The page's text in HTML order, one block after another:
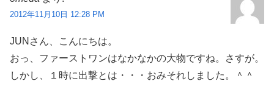
2012年11月10日 12:28 PM
JUNさん、こんにちは。
おっ、ファーストワンはなかなかの大物ですね。さすが。
しかし、１時に出撃とは・・・おみそれしました。＾＾